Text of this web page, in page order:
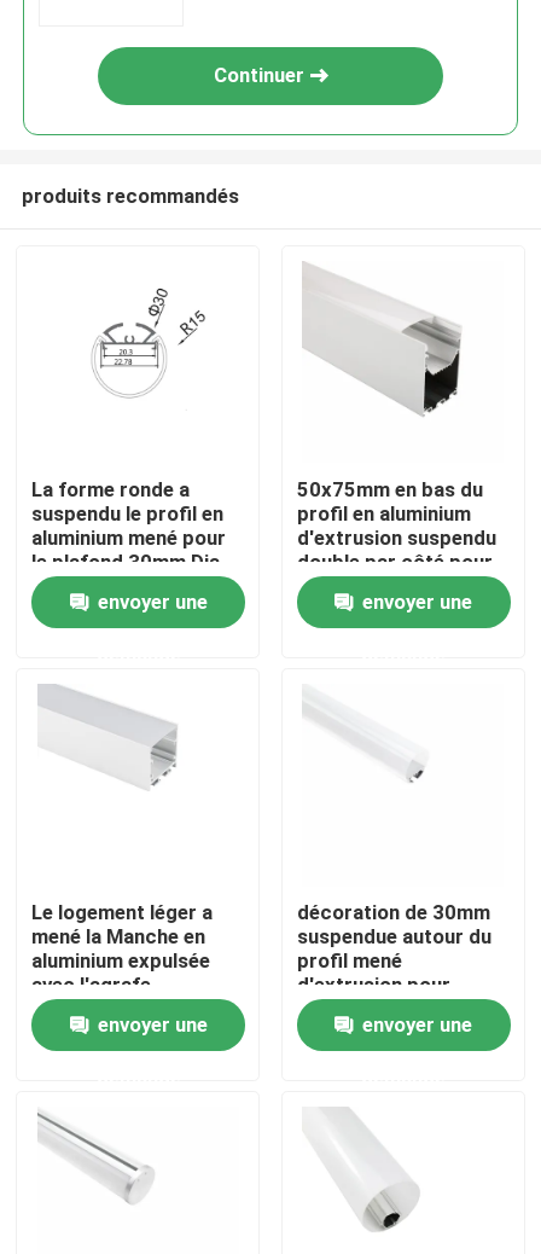
Maison
Produits
Au sujet de nous
Visite d'usine
Contactez-nous
Nouvelles
Profils enfoncés de LED
Continuer
produits recommandés
La forme ronde a
suspendu le profil en
aluminium mené pour
le plafond 30mm Dia
Pendant Lighting
envoyer une
50x75mm en bas du
profil en aluminium
d'extrusion suspendu
double par côté pour
la lumière de bande
menée envoyer une
Le logement léger a
mené la Manche en
aluminium expulsée
avec l'agrafe
d'Endcaps de
couverture de PC
envoyer une
décoration de 30mm
suspendue autour du
profil mené
d'extrusion pour
l'éclairage de bureau
envoyer une